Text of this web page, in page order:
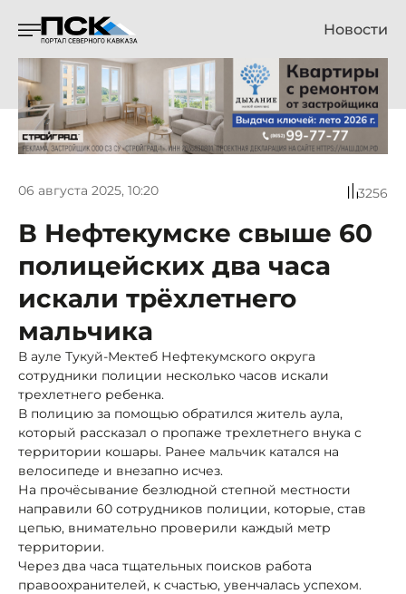
Новости
06 августа 2025, 10:20 3256
В Нефтекумске свыше 60
полицейских два часа
искали трёхлетнего
мальчика
В ауле Тукуй-Мектеб Нефтекумского округа
сотрудники полиции несколько часов искали
трехлетнего ребенка.
В полицию за помощью обратился житель аула,
который рассказал о пропаже трехлетнего внука с
территории кошары. Ранее мальчик катался на
велосипеде и внезапно исчез.
На прочёсывание безлюдной степной местности
направили 60 сотрудников полиции, которые, став
цепью, внимательно проверили каждый метр
территории.
Через два часа тщательных поисков работа
правоохранителей, к счастью, увенчалась успехом.